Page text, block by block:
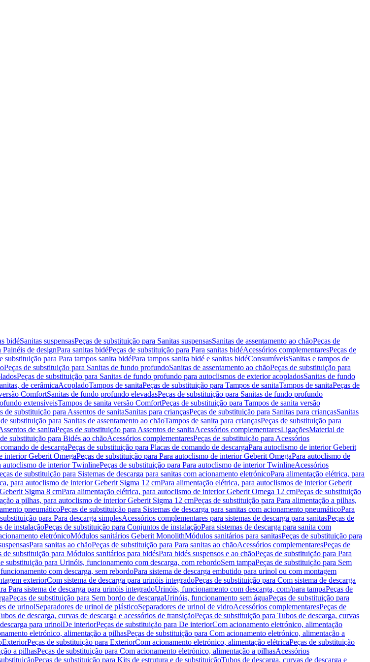
bidéSanitas suspensasPeças de substituição para Sanitas suspensasSanitas de assentamento ao chãoPeças de
Painéis de designPara sanitas bidéPeças de substituição para Para sanitas bidéAcessórios complementaresPeças de
substituição para Para tampos sanita bidéPara tampos sanita bidé e sanitas bidéConsumíveisSanitas e tampos de
Peças de substituição para Sanitas de fundo profundoSanitas de assentamento ao chãoPeças de substituição para
Peças de substituição para Sanitas de fundo profundo para autoclismos de exterior acopladosSanitas de fundo
de cerâmicaAcopladoTampos de sanitaPeças de substituição para Tampos de sanitaTampos de sanitaPeças de
ComfortSanitas de fundo profundo elevadasPeças de substituição para Sanitas de fundo profundo
extensíveisTampos de sanita versão ComfortPeças de substituição para Tampos de sanita versão
de substituição para Assentos de sanitaSanitas para criançasPeças de substituição para Sanitas para criançasSanitas
substituição para Sanitas de assentamento ao chãoTampos de sanita para criançasPeças de substituição para
de sanitaPeças de substituição para Assentos de sanitaAcessórios complementaresLigaçõesMaterial de
substituição para Bidés ao chãoAcessórios complementaresPeças de substituição para Acessórios
de descargaPeças de substituição para Placas de comando de descargaPara autoclismo de interior Geberit
interior Geberit OmegaPeças de substituição para Para autoclismo de interior Geberit OmegaPara autoclismo de
autoclismo de interior TwinlinePeças de substituição para Para autoclismo de interior TwinlineAcessórios
de substituição para Sistemas de descarga para sanitas com acionamento eletrónicoPara alimentação elétrica, para
para autoclismo de interior Geberit Sigma 12 cmPara alimentação elétrica, para autoclismos de interior Geberit
Sigma 8 cmPara alimentação elétrica, para autoclismo de interior Geberit Omega 12 cmPeças de substituição
a pilhas, para autoclismo de interior Geberit Sigma 12 cmPeças de substituição para Para alimentação a pilhas,
pneumáticoPeças de substituição para Sistemas de descarga para sanitas com acionamento pneumáticoPara
para Para descarga simplesAcessórios complementares para sistemas de descarga para sanitasPeças de
de instalaçãoPeças de substituição para Conjuntos de instalaçãoPara sistemas de descarga para sanita com
eletrónicoMódulos sanitários Geberit MonolithMódulos sanitários para sanitasPeças de substituição para
Para sanitas ao chãoPeças de substituição para Para sanitas ao chãoAcessórios complementaresPeças de
de substituição para Módulos sanitários para bidésPara bidés suspensos e ao chãoPeças de substituição para Para
substituição para Urinóis, funcionamento com descarga, com rebordoSem tampaPeças de substituição para Sem
com descarga, sem rebordoPara sistema de descarga embutido para urinol ou com montagem
exteriorCom sistema de descarga para urinóis integradoPeças de substituição para Com sistema de descarga
Para sistema de descarga para urinóis integradoUrinóis, funcionamento com descarga, com/para tampaPeças de
Peças de substituição para Sem bordo de descargaUrinóis, funcionamento sem águaPeças de substituição para
de urinolSeparadores de urinol de plásticoSeparadores de urinol de vidroAcessórios complementaresPeças de
de descarga, curvas de descarga e acessórios de transiçãoPeças de substituição para Tubos de descarga, curvas
para urinolDe interiorPeças de substituição para De interiorCom acionamento eletrónico, alimentação
eletrónico, alimentação a pilhasPeças de substituição para Com acionamento eletrónico, alimentação a
ExteriorPeças de substituição para ExteriorCom acionamento eletrónico, alimentação elétricaPeças de substituição
a pilhasPeças de substituição para Com acionamento eletrónico, alimentação a pilhasAcessórios
Peças de substituição para Kits de estrutura e de substituiçãoTubos de descarga, curvas de descarga e